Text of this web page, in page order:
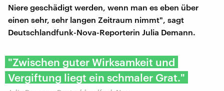
Niere geschädigt werden, wenn man es eben über
einen sehr, sehr langen Zeitraum nimmt", sagt
Deutschlandfunk-Nova-Reporterin Julia Demann.
"Zwischen guter Wirksamkeit und
Vergiftung liegt ein schmaler Grat."